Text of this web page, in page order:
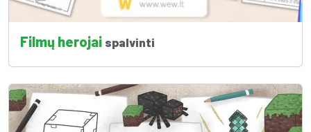
Filmų herojai spalvinti